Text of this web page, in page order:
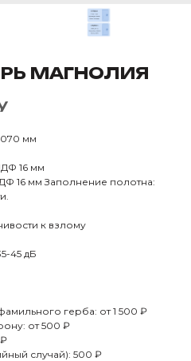
МАГНОЛИЯ
мм
16 мм
16 мм Заполнение полотна:
к взлому
45 дБ
герба: от 1 500 ₽
от 500 ₽
случай): 500 ₽